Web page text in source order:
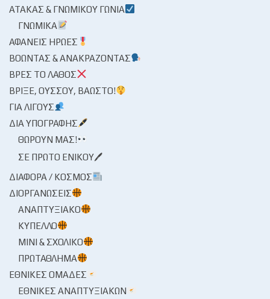
ΑΤΆΚΑΣ & ΓΝΩΜΙΚΟΎ ΓΩΝΊΑ
ΓΝΩΜΙΚΆ
ΑΦΑΝΕΊΣ ΉΡΩΕΣ
ΒΟΏΝΤΑΣ & ΑΝΑΚΡΆΖΟΝΤΑΣ
ΒΡΕΣ ΤΟ ΛΆΘΟΣ
ΒΡΊΞΕ, ΟΎΣΣΟΥ, ΒΆΩΣΤΟ!
ΓΙΑ ΛΊΓΟΥΣ
ΔΙΑ ΥΠΟΓΡΑΦΉΣ
ΘΩΡΟΎΝ ΜΑΣ!
ΣΕ ΠΡΏΤΟ ΕΝΙΚΟΎ🖊
ΔΙΆΦΟΡΑ / ΚΌΣΜΟΣ
ΔΙΟΡΓΑΝΏΣΕΙΣ
ΑΝΑΠΤΥΞΙΑΚΌ
ΚΎΠΕΛΛΟ
ΜΊΝΙ & ΣΧΟΛΙΚΌ
ΠΡΩΤΆΘΛΗΜΑ
ΕΘΝΙΚΈΣ ΟΜΆΔΕΣ
ΕΘΝΙΚΈΣ ΑΝΑΠΤΥΞΙΑΚΏΝ